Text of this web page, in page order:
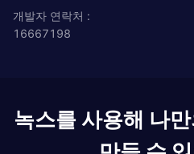
개발자 연락처 :
16667198
녹스를 사용해 나